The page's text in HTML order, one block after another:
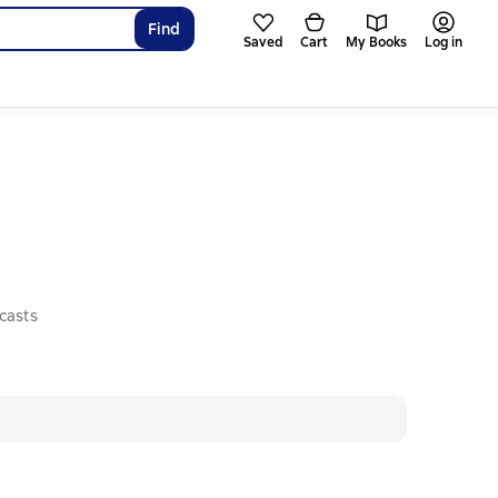
Find
Saved Cart My Books Log in